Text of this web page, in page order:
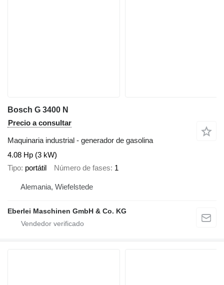
Bosch G 3400 N
Precio a consultar
Maquinaria industrial - generador de gasolina
4.08 Hp (3 kW)
Tipo portátil Número de fases 1
Alemania, Wiefelstede
Eberlei Maschinen GmbH & Co. KG